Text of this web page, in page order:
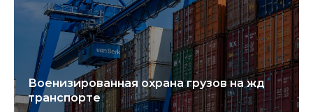
Военизированная охрана грузов на жд
транспорте